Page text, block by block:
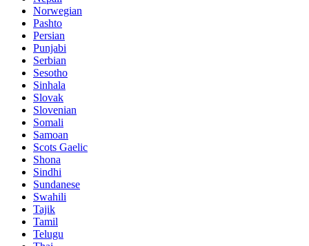
Norwegian
Pashto
Persian
Punjabi
Serbian
Sesotho
Sinhala
Slovak
Slovenian
Somali
Samoan
Scots Gaelic
Shona
Sindhi
Sundanese
Swahili
Tajik
Tamil
Telugu